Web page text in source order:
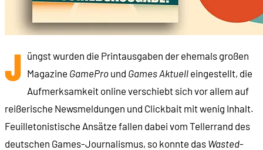
J üngst wurden die Printausgaben der ehemals großen
Magazine GamePro und Games Aktuell eingestellt, die
Aufmerksamkeit online verschiebt sich vor allem auf
reißerische Newsmeldungen und Clickbait mit wenig Inhalt.
Feuilletonistische Ansätze fallen dabei vom Tellerrand des
deutschen Games-Journalismus, so konnte das Wasted-